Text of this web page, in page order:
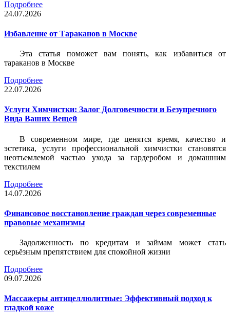
Подробнее
24.07.2026
Избавление от Тараканов в Москве
Эта статья поможет вам понять, как избавиться от
тараканов в Москве
Подробнее
22.07.2026
Услуги Химчистки: Залог Долговечности и Безупречного
Вида Ваших Вещей
В современном мире, где ценятся время, качество и
эстетика, услуги профессиональной химчистки становятся
неотъемлемой частью ухода за гардеробом и домашним
текстилем
Подробнее
14.07.2026
Финансовое восстановление граждан через современные
правовые механизмы
Задолженность по кредитам и займам может стать
серьёзным препятствием для спокойной жизни
Подробнее
09.07.2026
Массажеры антицеллюлитные: Эффективный подход к
гладкой коже